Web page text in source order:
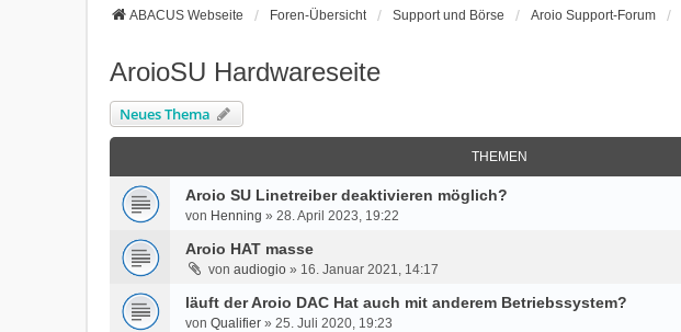
ABACUS Webseite Foren-Übersicht Support und Börse Aroio Support-Forum
AroioSU Hardwareseite
Neues Thema
THEMEN
Aroio SU Linetreiber deaktivieren möglich?
von Henning »28. April 2023, 19:22
Aroio HAT masse
vonaudiogio » 16. Januar 2021, 14:17
läuft der Aroio DAC Hat auch mit anderem Betriebssystem?
vonQualifier »25. Juli 2020, 19:23